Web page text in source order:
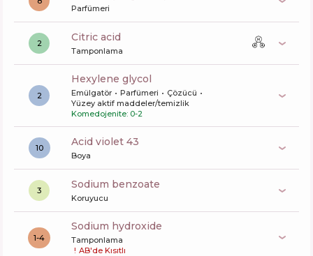
Parfümeri
2 citric acid
Tamponlama
2
hexylene glycol
Emülgatör Parfümeri
Çözücü
Yüzey aktif maddeler/temizlik
Komedojenite: 0-2
10 acid violet 43
Boya
3 sodium benzoate
Koruyucu
1-4
sodium hydroxide
Tamponlama
! AB'de Kısıtlı